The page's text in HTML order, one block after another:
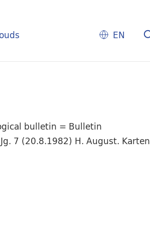
EN
bulletin = Bulletin
7 (20.8.1982) H. August. Karten